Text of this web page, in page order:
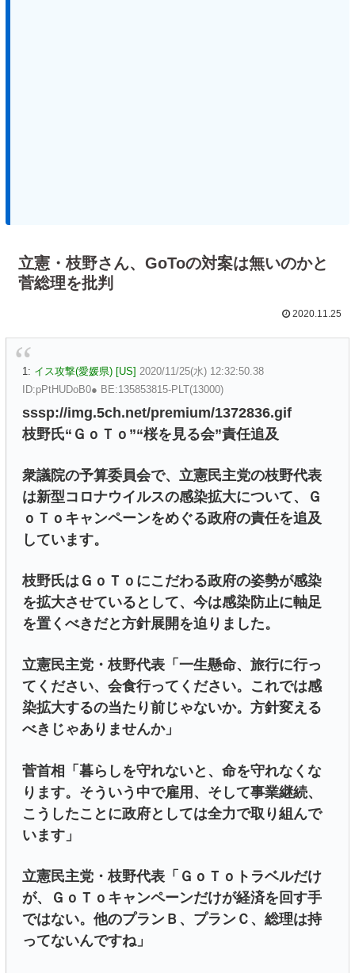
立憲・枝野さん、GoToの対案は無いのかと
菅総理を批判
2020.11.25
1: イス攻撃(愛媛県) [US] 2020/11/25(水) 12:32:50.38
ID:pPtHUDoB0● BE:135853815-PLT(13000)
sssp://img.5ch.net/premium/1372836.gif
枝野氏“ＧｏＴｏ”“桜を見る会”責任追及
衆議院の予算委員会で、立憲民主党の枝野代表
は新型コロナウイルスの感染拡大について、Ｇ
ｏＴｏキャンペーンをめぐる政府の責任を追及
しています。
枝野氏はＧｏＴｏにこだわる政府の姿勢が感染
を拡大させているとして、今は感染防止に軸足
を置くべきだと方針展開を迫りました。
立憲民主党・枝野代表「一生懸命、旅行に行っ
てください、会食行ってください。これでは感
染拡大するの当たり前じゃないか。方針変える
べきじゃありませんか」
菅首相「暮らしを守れないと、命を守れなくな
ります。そういう中で雇用、そして事業継続、
こうしたことに政府としては全力で取り組んで
います」
立憲民主党・枝野代表「ＧｏＴｏトラベルだけ
が、ＧｏＴｏキャンペーンだけが経済を回す手
ではない。他のプランＢ、プランＣ、総理は持
ってないんですね」